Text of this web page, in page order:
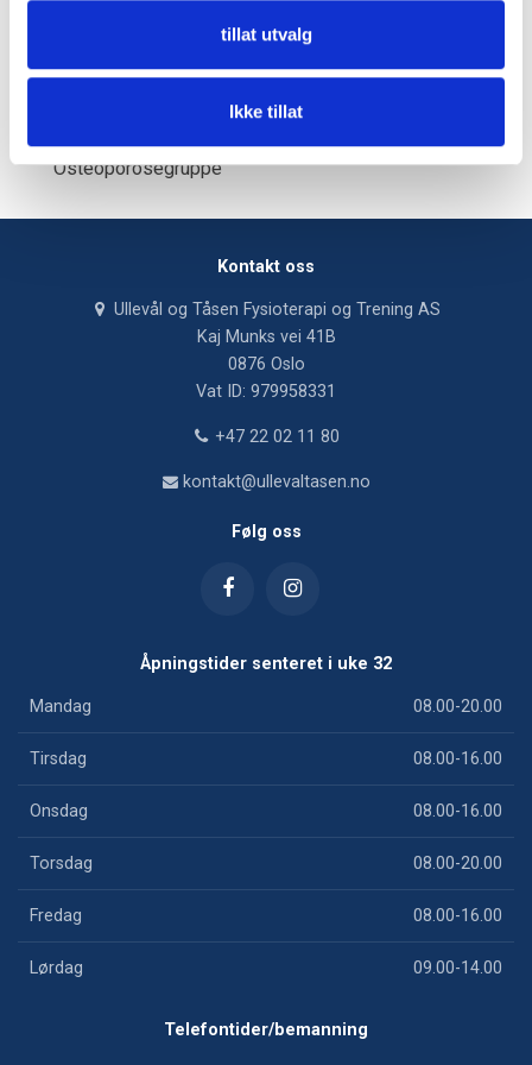
tillat utvalg
Ikke tillat
Fysioterapeut i Rygge kommune (2018)
Osteoporosegruppe
Kontakt oss
Ullevål og Tåsen Fysioterapi og Trening AS
Kaj Munks vei 41B
0876 Oslo
Vat ID: 979958331
+47 22 02 11 80
kontakt@ullevaltasen.no
Følg oss
Åpningstider senteret i uke 32
08.00-20.00
Mandag
08.00-16.00
Tirsdag
08.00-16.00
Onsdag
08.00-20.00
Torsdag
08.00-16.00
Fredag
09.00-14.00
Lørdag
Telefontider/bemanning